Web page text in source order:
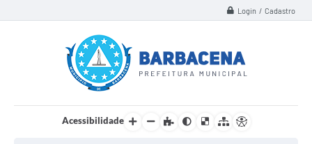
Login / Cadastro
Acessibilidade